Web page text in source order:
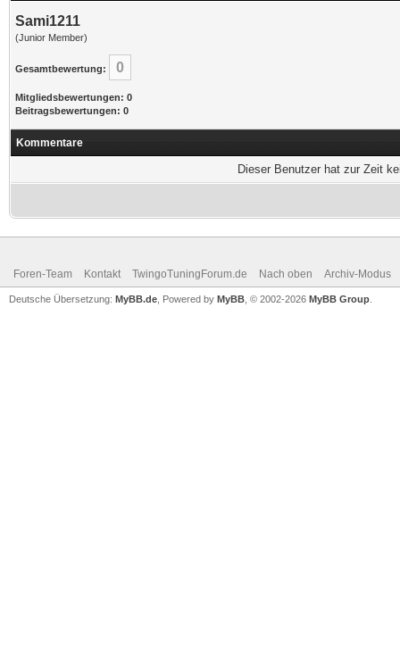
Sami1211
(Junior Member)
Gesamtbewertung: 0
Mitgliedsbewertungen: 0
Beitragsbewertungen: 0
Kommentare
Dieser Benutzer hat zur Zeit
Foren-Team Kontakt TwingoTuningForum.de Nach oben Archiv-Modus
Deutsche Übersetzung: MyBB.de , Powered by MyBB , © 2002-2026 MyBB Group